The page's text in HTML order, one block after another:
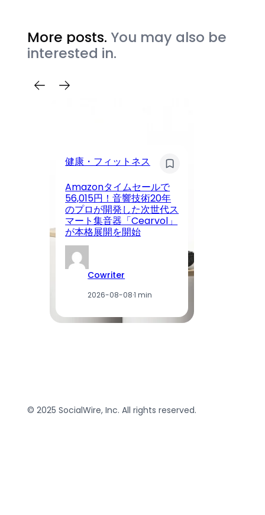
More posts. You may also be
interested in.
健康・フィットネス
Amazonタイムセールで
56,015円！音響技術20年
のプロが開発した次世代ス
マート集音器「Cearvol」
が本格展開を開始
Cowriter
2026-08-08·1 min
© 2025 SocialWire, Inc. All rights reserved.